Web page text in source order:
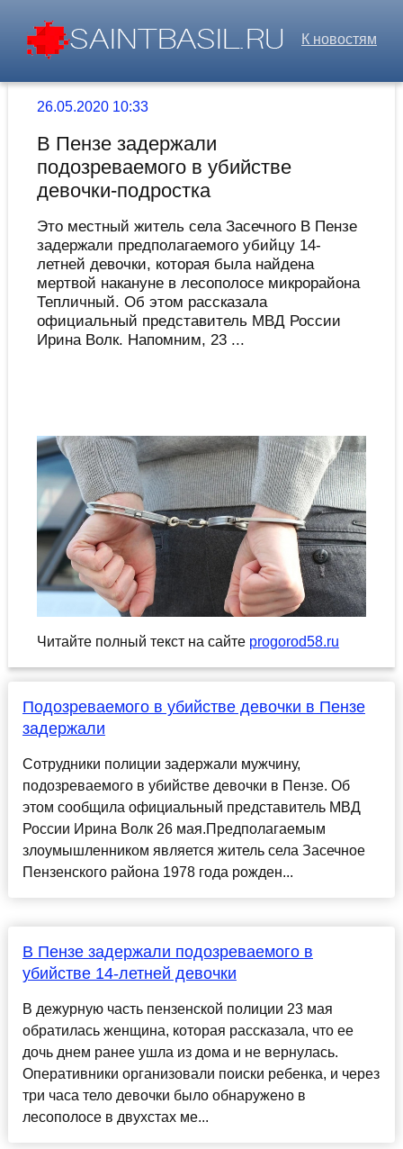
К новостям
26.05.2020 10:33
В Пензе задержали
подозреваемого в убийстве
девочки-подростка
Это местный житель села Засечного В Пензе
задержали предполагаемого убийцу 14-
летней девочки, которая была найдена
мертвой накануне в лесополосе микрорайона
Тепличный. Об этом рассказала
официальный представитель МВД России
Ирина Волк. Напомним, 23 ...
Читайте полный текст на сайте progorod58.ru
Подозреваемого в убийстве девочки в Пензе
задержали
Сотрудники полиции задержали мужчину,
подозреваемого в убийстве девочки в Пензе. Об
этом сообщила официальный представитель МВД
России Ирина Волк 26 мая.Предполагаемым
злоумышленником является житель села Засечное
Пензенского района 1978 года рожден...
В Пензе задержали подозреваемого в
убийстве 14-летней девочки
В дежурную часть пензенской полиции 23 мая
обратилась женщина, которая рассказала, что ее
дочь днем ранее ушла из дома и не вернулась.
Оперативники организовали поиски ребенка, и через
три часа тело девочки было обнаружено в
лесополосе в двухстах ме...